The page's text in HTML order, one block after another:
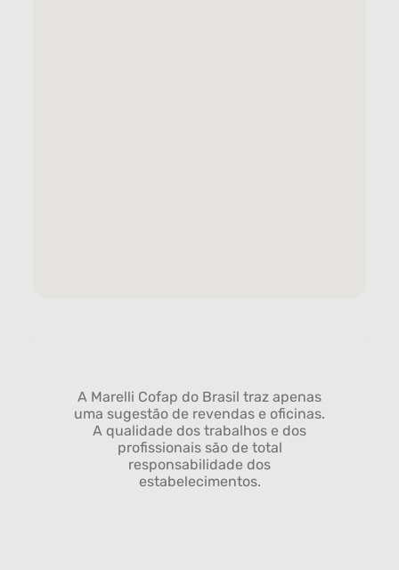
A Marelli Cofap do Brasil traz apenas
uma sugestão de revendas e oficinas.
A qualidade dos trabalhos e dos
profissionais são de total
responsabilidade dos
estabelecimentos.